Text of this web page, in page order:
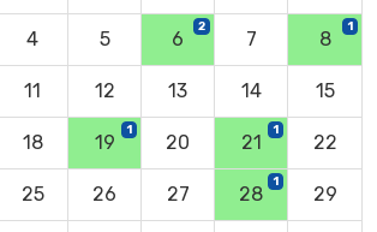
4 5 6
2
7 8
1
11 12 13 14 15
18 19
1
20 21
1
22
25 26 27 28
1
29